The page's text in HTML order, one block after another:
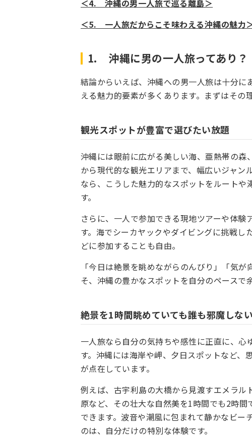
＜4. 沖縄の男一人旅で巡る離島＞
＜5. 一人旅だからこそ味わえる沖縄の魅力
1. 沖縄に男の一人旅ってあり？
結論からいえば、沖縄への男一人旅は十分
える魅力的要素が多くあります。まずはその
観光スポットが豊富で選びたい放題
沖縄には眼前に広がる美しい海、亜熱帯の
から現代的な観光エリアまで、幅広いジャン
なら、こうした魅力的なスポットをルート
す。
さらに、一人で参加できる現地ツアーや体験
す。海でシーカヤックやダイビングに挑戦し
どに参加することも自由。
「今日は絶景を眺めながらのんびり」「気
そ、沖縄の豊かなスポットを自分のペースで
絶景を1時間眺めていても誰も邪魔しない
一人旅なら自分の気持ちや感性に正直に、心
す。沖縄には海岸や岬、夕日スポットなど、
が点在しています。
例えば、古宇利島の大橋から見渡すエメラ
原など、その壮大な自然美を1時間でも2時
できます。波音や潮風に包まれて静かなビー
のは、自分だけの特別な体験です。